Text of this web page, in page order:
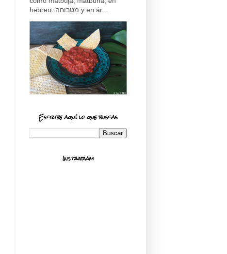
hebreo: מטבוחה y en ár...
Escribe aquí lo que buscas
Instagram